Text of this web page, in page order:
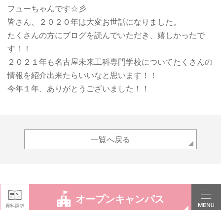
フューちゃんです☆彡
皆さん、２０２０年は大変お世話になりました。
たくさんの方にブログを読んでいただき、嬉しかったで
す！！
２０２１年も名古屋未来工科専門学校についてたくさんの
情報を紹介出来たらいいなと思います！！
今年１年、ありがとうございました！！
一覧へ戻る
オープンキャンパス